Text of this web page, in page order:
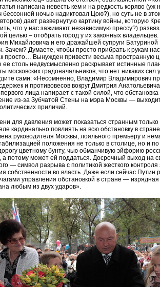
написана невесть кем и на редкость коряво
бессонной ночью надиктовал Цою?), но суть не в
дает развернутую картину войны, которую
что у нас зажимают независимую прессу?)
целью – отобрать город у их законных
Михайловича и его дражайшей супруги
Зачем? Думаете, чтобы просто прибрать к рукам
просто… Вынужден привести весьма пространную
ее столь недвусмысленно раскрывает истинные
московских градоначальников, что нет никаких сил
сами: «Несомненно, Владимир Владимирович
и противовесов вокруг Дмитрия
лица напирает с такой силой, что
из-за Зубчатой Стены на мэра Москвы —
приличий.
для давления может показаться странным только
кардинально повлиять на всю обстановку в стране
руководителя Москвы, лояльного премьеру и
положения не только в столице, но и по
цветному бунту, чью обманчивую эйфорию
а потому может ей поддаться. Досрочный выход на
— символ разрыва с политикой жесткого
собственности во власть. Даже если сейчас Путин
управления обстановкой в стране — изрядная
любым из двух ударов».